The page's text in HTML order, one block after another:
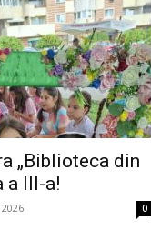
„Biblioteca din
a III-a!
0